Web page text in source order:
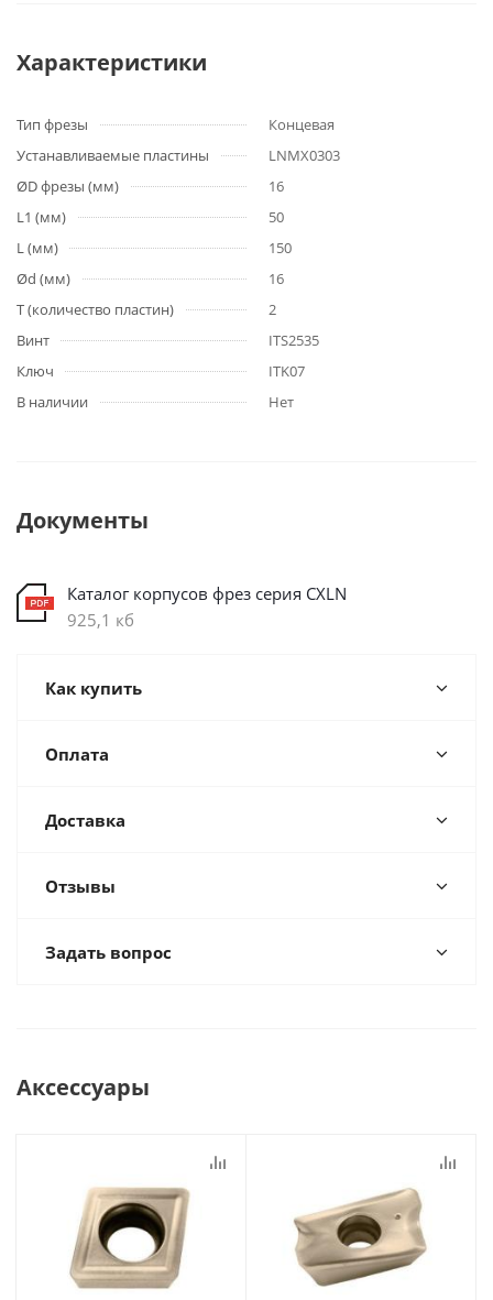
Характеристики
Тип фрезы
Концевая
Устанавливаемые пластины
LNMX0303
ØD фрезы (мм)
16
L1 (мм)
50
L (мм)
150
Ød (мм)
16
T (количество пластин)
2
Винт
ITS2535
Ключ
ITK07
В наличии
Нет
Документы
Каталог корпусов фрез серия CXLN
925,1 кб
Как купить
Оплата
Доставка
Отзывы
Задать вопрос
Аксессуары